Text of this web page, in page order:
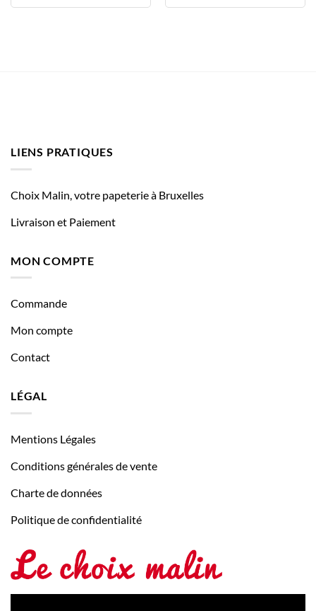
LIENS PRATIQUES
Choix Malin, votre papeterie à Bruxelles
Livraison et Paiement
MON COMPTE
Commande
Mon compte
Contact
LÉGAL
Mentions Légales
Conditions générales de vente
Charte de données
Politique de confidentialité